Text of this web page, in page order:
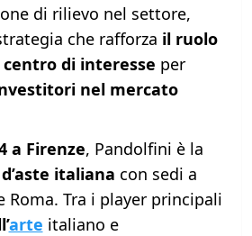
di rilievo nel settore,
che rafforza il ruolo
di interesse per
nel mercato
a Firenze, Pandolfini è la
italiana con sedi a
Roma. Tra i player principali
arte italiano e